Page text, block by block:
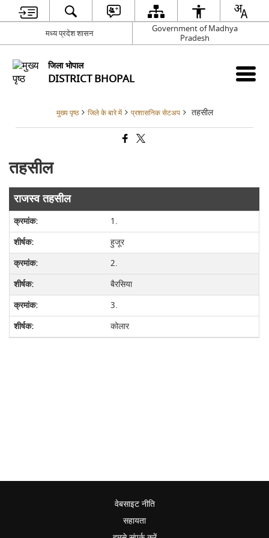
मध्य प्रदेश शासन
Government of Madhya
Pradesh
जिला भोपाल
DISTRICT BHOPAL
मुख्य पृष्ठ जिले के बारे में प्रशासनिक सेटअप तहसील
तहसील
राजस्व तहसील
1.
हुजूर
2.
बैरसिया
3.
कोलार
वेबसाइट नीति
सहायता